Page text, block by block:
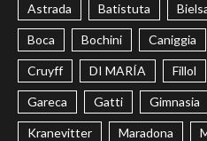
Astrada Batistuta
Boca Bochini Caniggia
Cruyff DI MARÍA Fillol
Gareca Gatti Gimnasia
Kranevitter Maradona